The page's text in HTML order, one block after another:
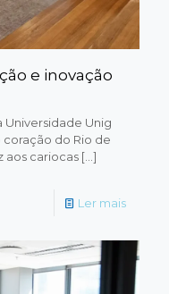
e inovação
Universidade Unig
coração do Rio de
aos cariocas […]
Ler mais